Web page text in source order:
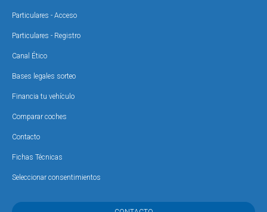
Particulares - Acceso
Particulares - Registro
Canal Ético
Bases legales sorteo
Financia tu vehículo
Comparar coches
Contacto
Fichas Técnicas
Seleccionar consentimientos